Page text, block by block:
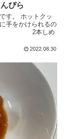
ぴら
す。 ホットクッ
手をかけられるの
くわ 2本しめ
2022.08.30